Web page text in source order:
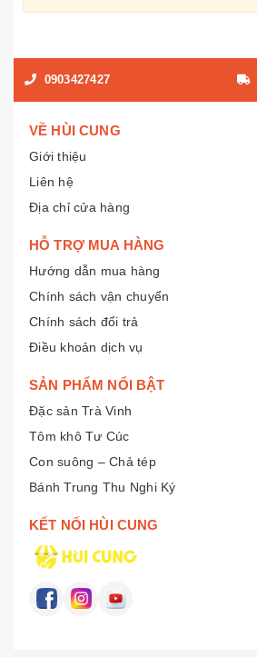
0903427427
VỀ HÙI CUNG
Giới thiệu
Liên hệ
Địa chỉ cửa hàng
HỖ TRỢ MUA HÀNG
Hướng dẫn mua hàng
Chính sách vận chuyển
Chính sách đổi trả
Điều khoản dịch vụ
SẢN PHẨM NỔI BẬT
Đặc sản Trà Vinh
Tôm khô Tư Cúc
Con suông – Chả tép
Bánh Trung Thu Nghi Ký
KẾT NỐI HÙI CUNG